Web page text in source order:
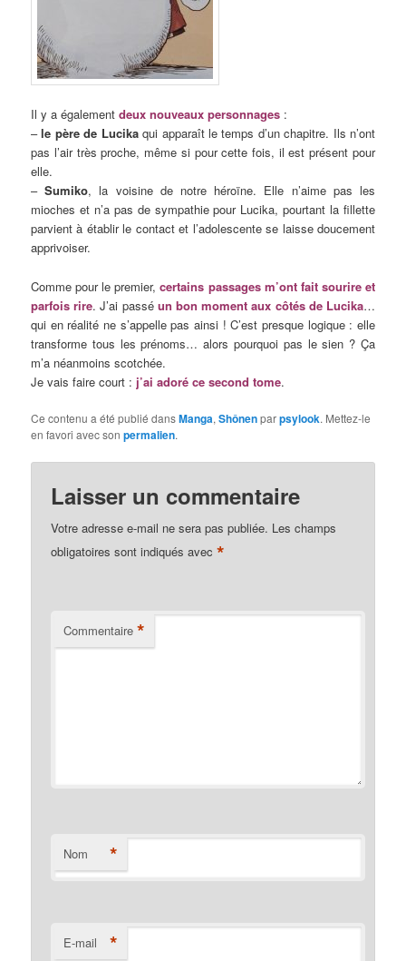
Il y a égalementdeux nouveaux personnages :
–le père de Lucikaqui apparaît le temps d’un chapitre. Ils n’ont
pas l’air très proche, même si pour cette fois, il est présent pour
elle.
–Sumiko, la voisine de notre héroïne. Elle n’aime pas les
mioches et n’a pas de sympathie pour Lucika, pourtant la fillette
parvient à établir le contact et l’adolescente se laisse doucement
apprivoiser.
Comme pour le premier,certains passages m’ont fait sourire et
parfois rire. J’ai passé un bon moment aux côtés de Lucika…
qui en réalité ne s’appelle pas ainsi ! C’est presque logique : elle
transforme tous les prénoms… alors pourquoi pas le sien ? Ça
m’a néanmoins scotchée.
Je vais faire court : j’ai adoré ce second tome.
Ce contenu a été publié dansManga,Shônenparpsylook. Mettez-le
en favori avec sonpermalien.
Laisser un commentaire
Votre adresse e-mail ne sera pas publiée. Les champs
obligatoires sont indiqués avec*
Commentaire *
Nom *
E-mail *